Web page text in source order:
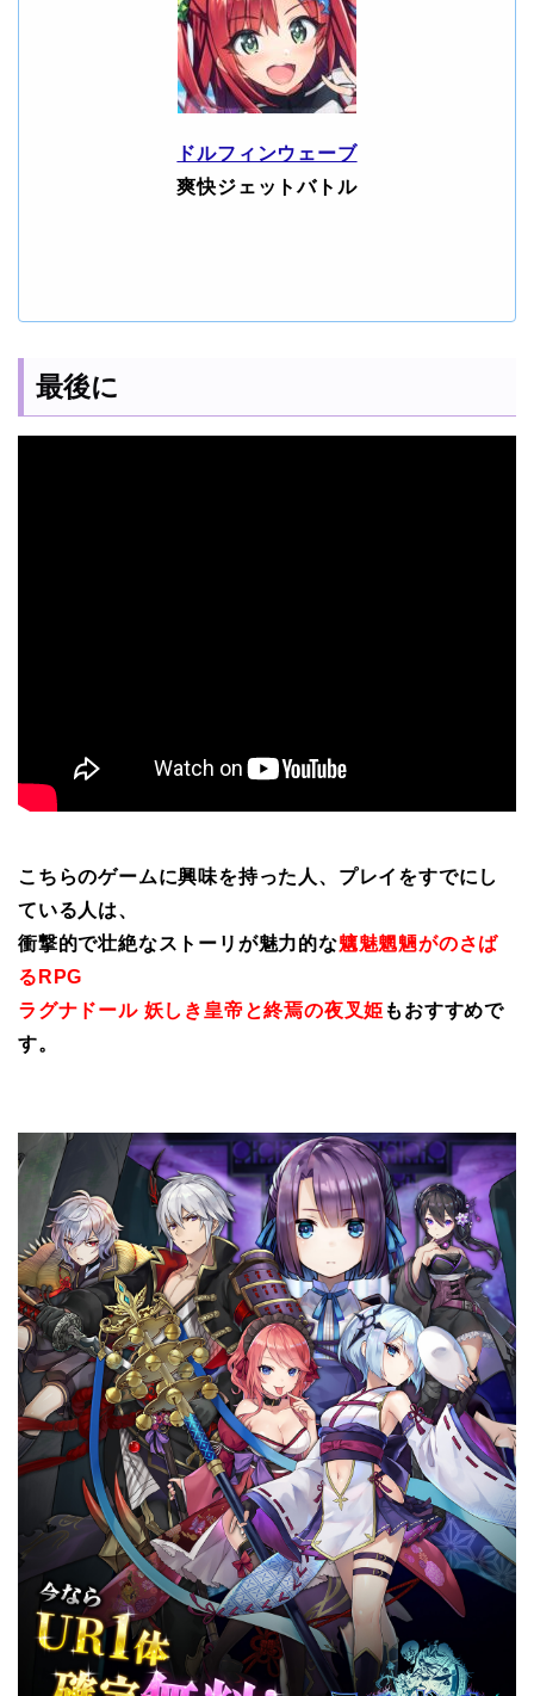
ドルフィンウェーブ
爽快ジェットバトル
最後に
こちらのゲームに興味を持った人、プレイをすでにし
ている人は、
衝撃的で壮絶なストーリが魅力的な魑魅魍魎がのさば
るRPG
ラグナドール 妖しき皇帝と終焉の夜叉姫 もおすすめで
す。